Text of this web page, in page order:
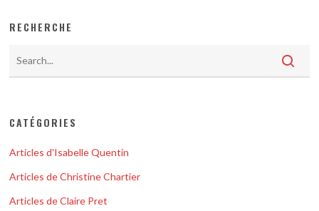
RECHERCHE
CATÉGORIES
Articles d'Isabelle Quentin
Articles de Christine Chartier
Articles de Claire Pret